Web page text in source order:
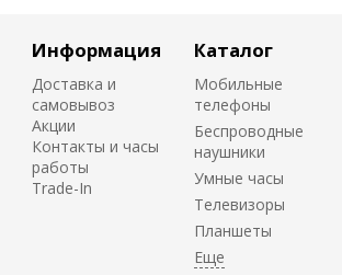
Информация
Доставка и
самовывоз
Акции
Контакты и часы
работы
Trade-In
Каталог
Мобильные
телефоны
Беспроводные
наушники
Умные часы
Телевизоры
Планшеты